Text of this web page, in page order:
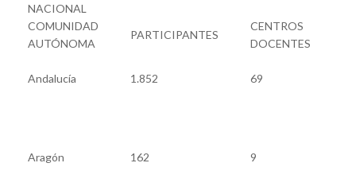
NACIONAL
COMUNIDAD
AUTÓNOMA
PARTICIPANTES
CENTROS
DOCENTES
Andalucía 1.852 69
Aragón 162 9